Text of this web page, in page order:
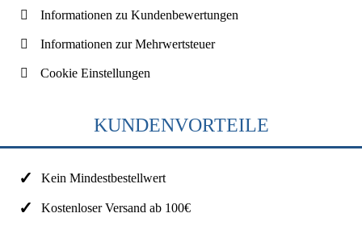
Informationen zu Kundenbewertungen
Informationen zur Mehrwertsteuer
Cookie Einstellungen
KUNDENVORTEILE
Kein Mindestbestellwert
Kostenloser Versand ab 100€